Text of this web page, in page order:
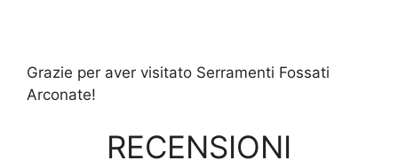
Grazie per aver visitato Serramenti Fossati
Arconate!
RECENSIONI